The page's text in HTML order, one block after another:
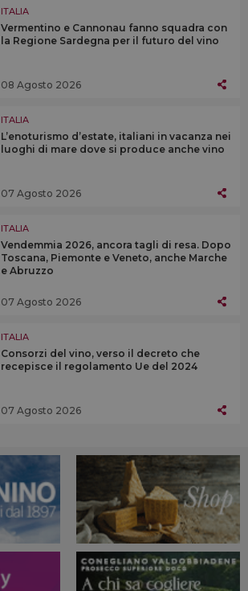
ITALIA
Vermentino e Cannonau fanno squadra con
la Regione Sardegna per il futuro del vino
08 Agosto 2026
ITALIA
L’enoturismo d’estate, italiani in vacanza nei
luoghi di mare dove si produce anche vino
07 Agosto 2026
ITALIA
Vendemmia 2026, ancora tagli di resa. Dopo
Toscana, Piemonte e Veneto, anche Marche
e Abruzzo
07 Agosto 2026
ITALIA
Consorzi del vino, verso il decreto che
recepisce il regolamento Ue del 2024
07 Agosto 2026